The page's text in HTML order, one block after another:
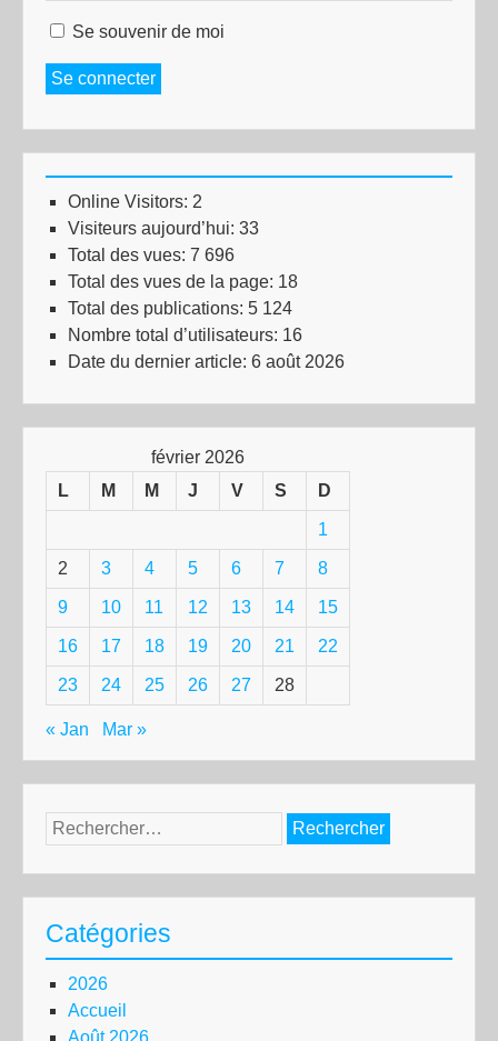
Se souvenir de moi
Se connecter
Online Visitors: 2
Visiteurs aujourd’hui: 33
Total des vues: 7 696
Total des vues de la page: 18
Total des publications: 5 124
Nombre total d’utilisateurs: 16
Date du dernier article: 6 août 2026
février 2026
L
M M J V S D
1
2 3 4 5 6 7 8
9 10 11 12 13 14 15
16 17 18 19 20 21 22
23 24 25 26 27 28
« Jan Mar »
Rechercher :
Catégories
2026
Accueil
Août 2026